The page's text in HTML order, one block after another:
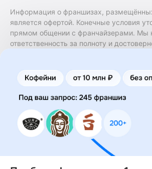
Информация о франшизах,
является офертой. Конечные условия
прямом общении с франчайзерами. Мы
ответственность за полноту и
финансовые услуги. Заключение
коммерческой концессии
правообладателями/их
не является посредником или
правообладателя и не несет
предоставления франшизы и действия
осуществленные на основании
на сайте или полученной через него. За
предоставленной информации несет